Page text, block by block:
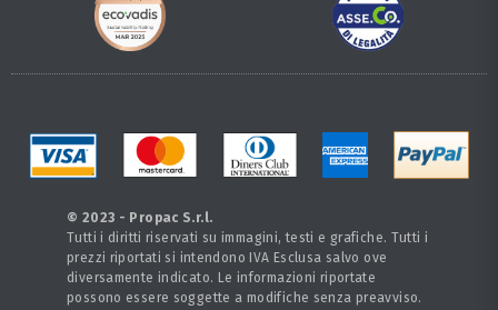
© 2023 - Propac S.r.l.
Tutti i diritti riservati su immagini, testi e grafiche. Tutti i
prezzi riportati si intendono IVA Esclusa salvo ove
diversamente indicato. Le informazioni riportate
possono essere soggette a modifiche senza preavviso.